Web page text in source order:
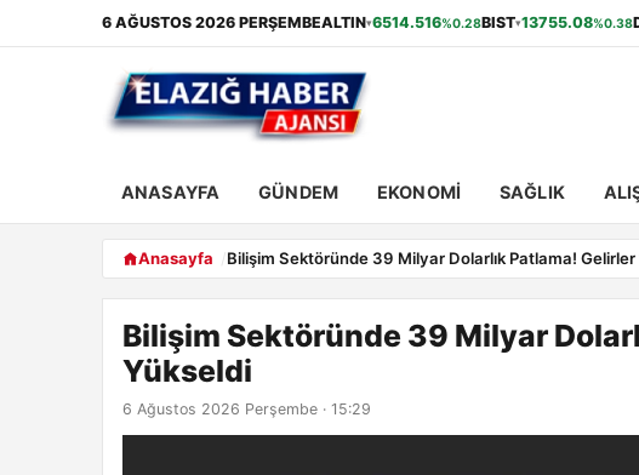
6 AĞUSTOS 2026 PERŞEMBEALTIN▾6514.516%0.28BIST▾13755.08%0.38
ANASAYFA GÜNDEM EKONOMI SAĞLIK
Anasayfa Bilişim Sektöründe 39 Milyar Dolarlık Patlama!
Bilişim Sektöründe 39 Milyar
Yükseldi
6 Ağustos 2026 Perşembe · 15:29